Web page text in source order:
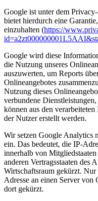
Google ist unter dem
bietet hierdurch eine
einzuhalten (https://
Google wird diese
die Nutzung unseres
auszuwerten, um Reports
Onlineangebotes
Nutzung dieses
verbundene
können aus den
der Nutzer erstellt werden.
Wir setzen Google Analytics
ein. Das bedeutet, die IP-
innerhalb von
anderen Vertragsstaaten des
Wirtschaftsraum gekürzt.
Adresse an einen Server
dort gekürzt.